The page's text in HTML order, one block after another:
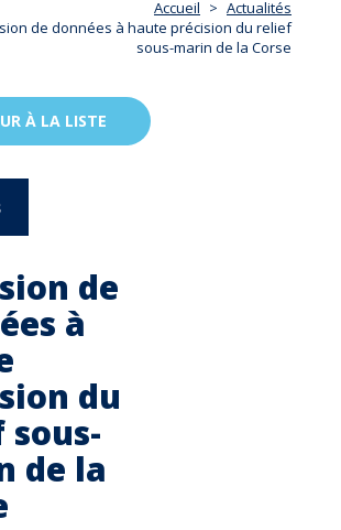
Accueil
Actualités
de données à haute précision du relief
sous-marin de la Corse
À LA LISTE
de
à
du
de la